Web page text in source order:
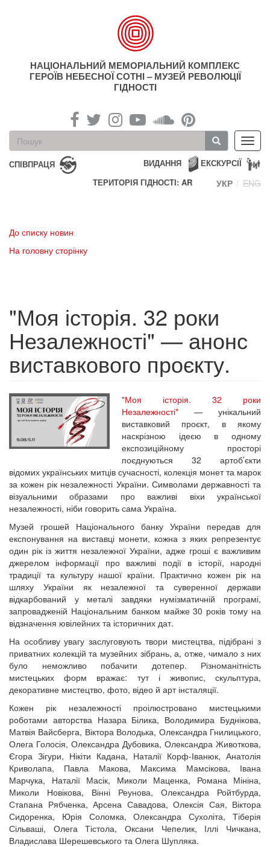
НАЦІОНАЛЬНИЙ МЕМОРІАЛЬНИЙ КОМПЛЕКС
ГЕРОЇВ НЕБЕСНОЇ СОТНІ – МУЗЕЙ РЕВОЛЮЦІЇ
ГІДНОСТІ
Пошукова
форма
Пошук
СПІВПРАЦЯ ЕКСКУРСІЇ
ВИДАННЯ
ТЕРИТОРІЯ ГІДНОСТІ: AR
УКР ENG
До списку новин
На головну сторінку
"Моя історія. 32 роки
Незалежності" — анонс
виставкового проєкту.
"Моя історія. 32 роки
Незалежності" — унікальний
виставковий проєкт, в якому
наскрізною ідеєю в одному
експозиційному просторі
поєднуються 32 артоб’єкти
відомих українських митців сучасності, колекція монет та марок
за кожен рік незалежності України. Символами державності та
візуальними образами про важливі віхи української
незалежності, ніби говорить сама Україна.
Музей грошей Національного банку України передав для
експонування на виставці монети, кожна з яких репрезентує
один рік із життя незалежної України, адже гроші є важливим
джерелом інформації про важливі події в історії, народні
традиції та культуру нашої країни. Практично кожен рік на
шляху України як незалежної та суверенної держави
відкарбований у металі завдяки нумізматичній програмі,
запровадженій Національним банком майже 30 років тому на
відзначення ювілейних та історичних дат.
На особливу увагу заслуговують твори мистецтва, підібрані з
приватних колекцій та музейних зібрань, а, отже, чимало з них
було неможливо побачити дотепер. Різноманітність
мистецьких форм вражає: тут і живопис, скульптура,
декоративне мистецтво, фото, відео й арт інсталяції.
Кожен рік незалежності проілюстровано мистецькими
роботами авторства Назара Білика, Володимира Буднікова,
Матвія Вайсберга, Віктора Володька, Олександра Гнилицького,
Олега Голосія, Олександра Дубовика, Олександра Животкова,
Єгора Зігури, Нікіти Кадана, Наталії Корф-Іванюк, Анатолія
Криволапа, Павла Макова, Максима Мамсікова, Івана
Марчука, Наталії Масік, Миколи Маценка, Романа Мініна,
Миколи Новікова, Вінні Реунова, Олександра Ройтбурда,
Стапана Рябченка, Арсена Савадова, Олексія Сая, Віктора
Сидоренка, Юрія Соломка, Олександра Сухоліта, Тіберія
Сільваші, Олега Тістола, Оксани Чепелик, Іллі Чичкана,
Владислава Шерешевського та Олега Шупляка.